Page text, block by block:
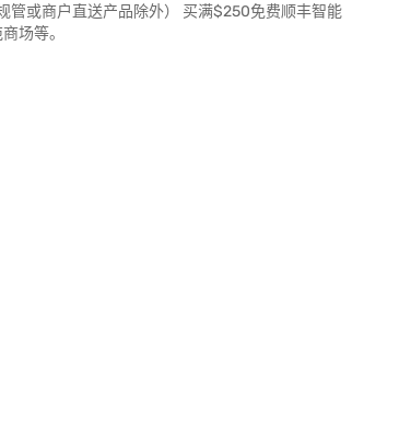
管或商户直送产品除外） 买满$250免费顺丰智能
场等。